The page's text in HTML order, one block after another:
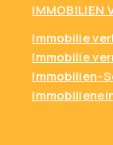
IMMOBILIEN
Immobilie
Immobilie
Immobilien-